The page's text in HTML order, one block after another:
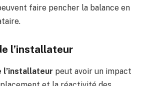
faire pencher la balance en
l’installateur
l’installateur peut avoir un impact